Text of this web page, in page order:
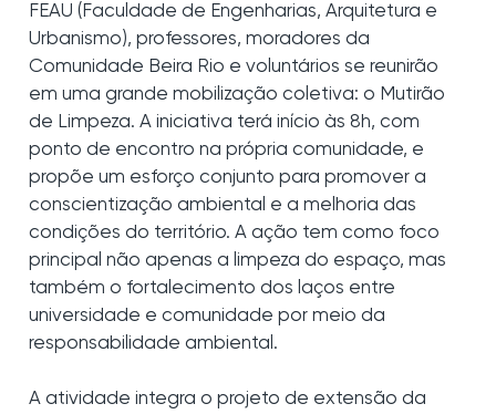
FEAU (Faculdade de Engenharias, Arquitetura e
Urbanismo), professores, moradores da
Comunidade Beira Rio e voluntários se reunirão
em uma grande mobilização coletiva: o Mutirão
de Limpeza. A iniciativa terá início às 8h, com
ponto de encontro na própria comunidade, e
propõe um esforço conjunto para promover a
conscientização ambiental e a melhoria das
condições do território. A ação tem como foco
principal não apenas a limpeza do espaço, mas
também o fortalecimento dos laços entre
universidade e comunidade por meio da
responsabilidade ambiental.
A atividade integra o projeto de extensão da